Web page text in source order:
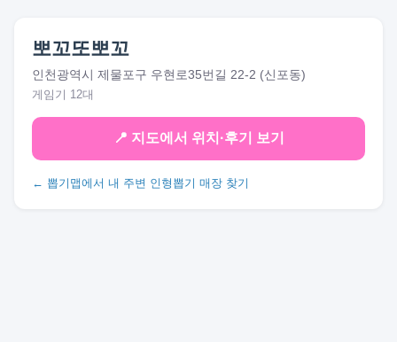
뽀꼬또뽀꼬
인천광역시 제물포구 우현로35번길 22-2 (신포동)
게임기 12대
📍 지도에서 위치·후기 보기
← 뽑기맵에서 내 주변 인형뽑기 매장 찾기